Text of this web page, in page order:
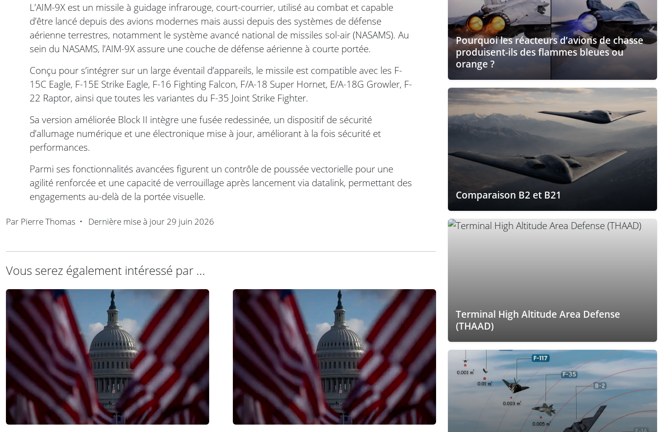
L’AIM-9X est un missile à guidage infrarouge, court-courrier, utilisé au combat et capable
d’être lancé depuis des avions modernes mais aussi depuis des systèmes de défense
aérienne terrestres, notamment le système avancé national de missiles sol-air (NASAMS). Au
sein du NASAMS, l’AIM-9X assure une couche de défense aérienne à courte portée.
Conçu pour s’intégrer sur un large éventail d’appareils, le missile est compatible avec les F-
15C Eagle, F-15E Strike Eagle, F-16 Fighting Falcon, F/A-18 Super Hornet, E/A-18G Growler, F-
22 Raptor, ainsi que toutes les variantes du F-35 Joint Strike Fighter.
Sa version améliorée Block II intègre une fusée redessinée, un dispositif de sécurité
d’allumage numérique et une électronique mise à jour, améliorant à la fois sécurité et
performances.
Parmi ses fonctionnalités avancées figurent un contrôle de poussée vectorielle pour une
agilité renforcée et une capacité de verrouillage après lancement via datalink, permettant des
engagements au-delà de la portée visuelle.
Par Pierre Thomas • Dernière mise à jour 29 juin 2026
Vous serez également intéressé par ...
Pourquoi les réacteurs d’avions de chasse
produisent-ils des flammes bleues ou
orange ?
Comparaison B2 et B21
Terminal High Altitude Area Defense
(THAAD)